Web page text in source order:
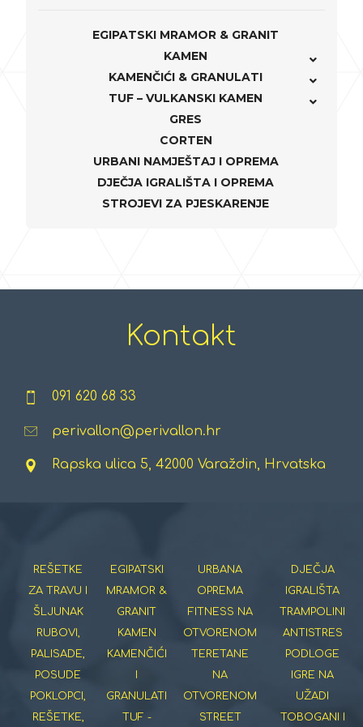
EGIPATSKI MRAMOR & GRANIT
KAMEN
KAMENČIĆI & GRANULATI
TUF – VULKANSKI KAMEN
GRES
CORTEN
URBANI NAMJEŠTAJ I OPREMA
DJEČJA IGRALIŠTA I OPREMA
STROJEVI ZA PJESKARENJE
Kontakt
091 620 68 33
perivallon@perivallon.hr
Rapska ulica 5, 42000 Varaždin, Hrvatska
REŠETKE
ZA TRAVU I
ŠLJUNAK
RUBOVI,
PALISADE,
POSUDE
POKLOPCI,
REŠETKE,
EGIPATSKI
MRAMOR &
GRANIT
KAMEN
KAMENČIĆI
I
GRANULATI
TUF -
URBANA
OPREMA
FITNESS NA
OTVORENOM
TERETANE
NA
OTVORENOM
STREET
DJEČJA
IGRALIŠTA
TRAMPOLINI
ANTISTRES
PODLOGE
IGRE NA
UŽADI
TOBOGANI I